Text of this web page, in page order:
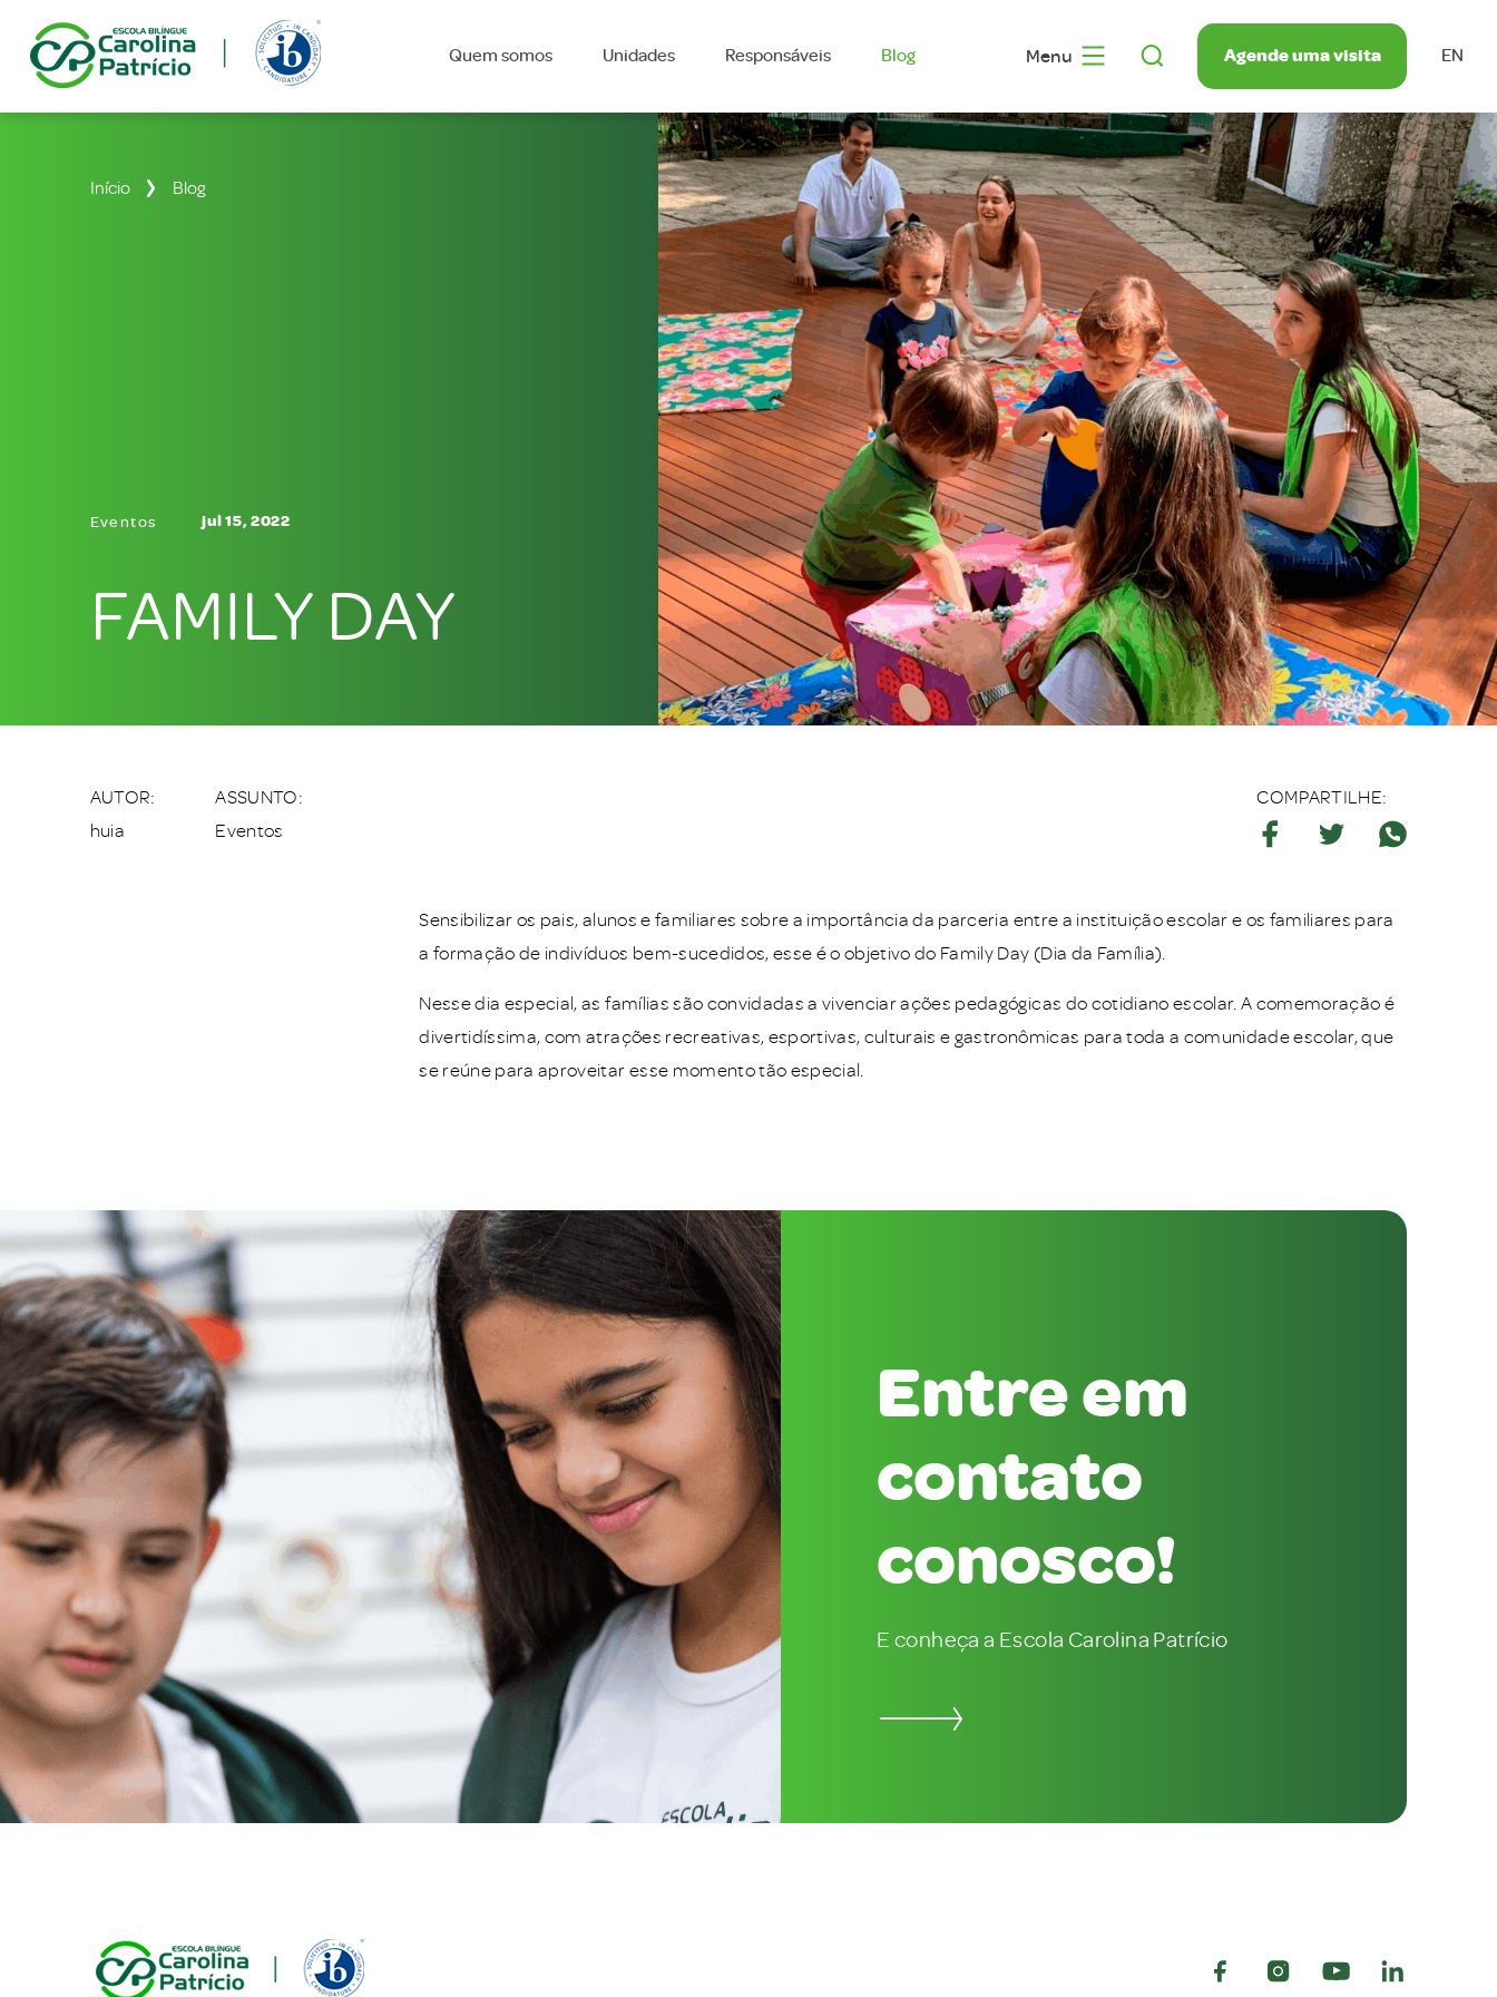
Quem somos Unidades Responsáveis Blog Menu Agende uma visita EN
Início Blog
Eventos jul 15, 2022
FAMILY DAY
AUTOR:
huia
ASSUNTO:
Eventos
COMPARTILHE:
Sensibilizar os pais, alunos e familiares sobre a importância da parceria entre a instituição escolar e os familiares para
a formação de indivíduos bem-sucedidos, esse é o objetivo do Family Day (Dia da Família).
Nesse dia especial, as famílias são convidadas a vivenciar ações pedagógicas do cotidiano escolar. A comemoração é
divertidíssima, com atrações recreativas, esportivas, culturais e gastronômicas para toda a comunidade escolar, que
se reúne para aproveitar esse momento tão especial.
Entre em
contato
conosco!
E conheça a Escola Carolina Patrício